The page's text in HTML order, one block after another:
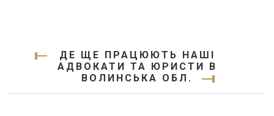
ДЕ ЩЕ ПРАЦЮЮТЬ НАШІ
АДВОКАТИ ТА ЮРИСТИ В
ВОЛИНСЬКА ОБЛ.